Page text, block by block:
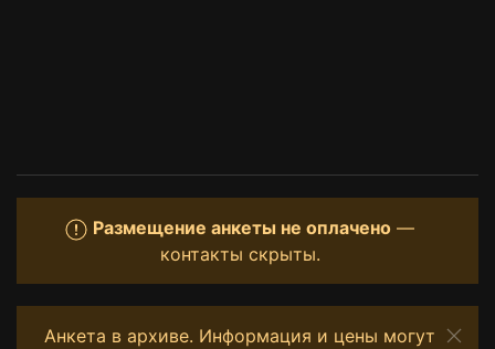
Размещение анкеты не оплачено —
контакты скрыты.
Анкета в архиве. Информация и цены могут